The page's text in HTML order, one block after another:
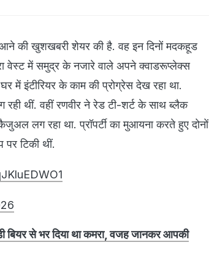
की खुशखबरी शेयर की है. वह इन दिनों मदकहूड
वेस्ट में समुद्र के नजारे वाले अपने क्वाडरूप्लेक्स
में इंटीरियर के काम की प्रोग्रेस देख रहा था.
रही थीं. वहीं रणवीर ने रेड टी-शर्ट के साथ ब्लैक
लग रहा था. प्रॉपर्टी का मुआयना करते हुए दोनों
टिकी थीं.
बियर से भर दिया था कमरा, वजह जानकर आपकी